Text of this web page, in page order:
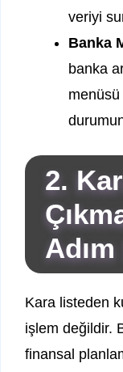
veriyi
Banka
banka
2.
Kara listeden
işlem değildir.
finansal